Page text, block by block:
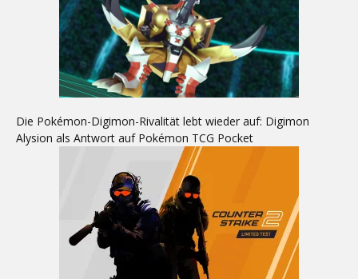
Die Pokémon-Digimon-Rivalität lebt wieder auf: Digimon
Alysion als Antwort auf Pokémon TCG Pocket